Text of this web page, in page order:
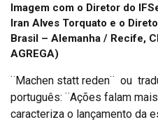
Imagem com o Diretor do
Iran Alves Torquato e o
Brasil – Alemanha / Recife,
AGREGA)
¨Machen statt reden¨ ou
português: ¨Ações falam
caracteriza o lançamento da